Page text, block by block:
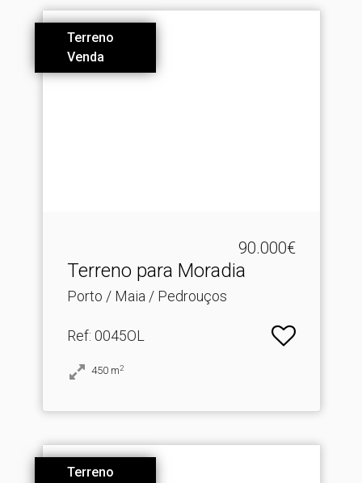
Terreno
Venda
90.000€
Terreno para Moradia
Porto / Maia / Pedrouços
Ref: 0045OL
450 m2
Terreno